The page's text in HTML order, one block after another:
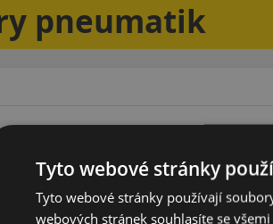
pneumatik
nabídky
Tyto webové stránky
Tyto webové stránky používají
webových stránek souhlasíte se